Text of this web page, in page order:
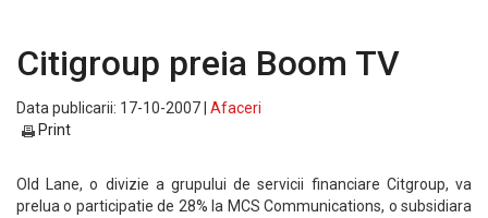
Citigroup preia Boom TV
Data publicarii: 17-10-2007 | Afaceri
Print
Old Lane, o divizie a grupului de servicii financiare Citgroup, va
prelua o participatie de 28% la MCS Communications, o subsidiara